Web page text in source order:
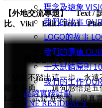
理念及遠象
我們的故事
LOGO的故事
我們的價值
十大試錯原則
我們的工作
品牌實踐計劃
TNE RESIDENCY
【外地交流專題】 Text /
比、Viki Edit / Terri
「如果不踏出這一步，永
能有多勇。」這句感悟是五
Lab的「試錯遊學團」最真